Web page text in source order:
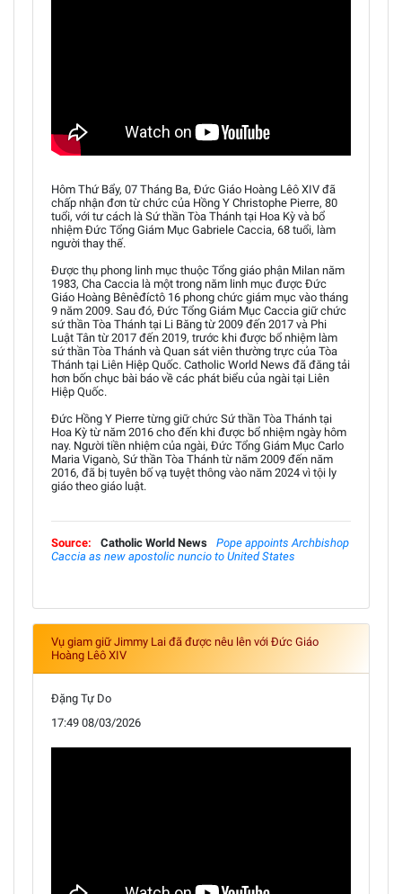
Hôm Thứ Bẩy, 07 Tháng Ba, Đức Giáo Hoàng Lêô XIV đã
chấp nhận đơn từ chức của Hồng Y Christophe Pierre, 80
tuổi, với tư cách là Sứ thần Tòa Thánh tại Hoa Kỳ và bổ
nhiệm Đức Tổng Giám Mục Gabriele Caccia, 68 tuổi, làm
người thay thế.
Được thụ phong linh mục thuộc Tổng giáo phận Milan năm
1983, Cha Caccia là một trong năm linh mục được Đức
Giáo Hoàng Bênêđíctô 16 phong chức giám mục vào tháng
9 năm 2009. Sau đó, Đức Tổng Giám Mục Caccia giữ chức
sứ thần Tòa Thánh tại Li Băng từ 2009 đến 2017 và Phi
Luật Tân từ 2017 đến 2019, trước khi được bổ nhiệm làm
sứ thần Tòa Thánh và Quan sát viên thường trực của Tòa
Thánh tại Liên Hiệp Quốc. Catholic World News đã đăng tải
hơn bốn chục bài báo về các phát biểu của ngài tại Liên
Hiệp Quốc.
Đức Hồng Y Pierre từng giữ chức Sứ thần Tòa Thánh tại
Hoa Kỳ từ năm 2016 cho đến khi được bổ nhiệm ngày hôm
nay. Người tiền nhiệm của ngài, Đức Tổng Giám Mục Carlo
Maria Viganò, Sứ thần Tòa Thánh từ năm 2009 đến năm
2016, đã bị tuyên bố vạ tuyệt thông vào năm 2024 vì tội ly
giáo theo giáo luật.
Source: Catholic World News
Pope appoints Archbishop
Caccia as new apostolic nuncio to United States
Vụ giam giữ Jimmy Lai đã được nêu lên với Đức Giáo
Hoàng Lêô XIV
Đặng Tự Do
17:49 08/03/2026